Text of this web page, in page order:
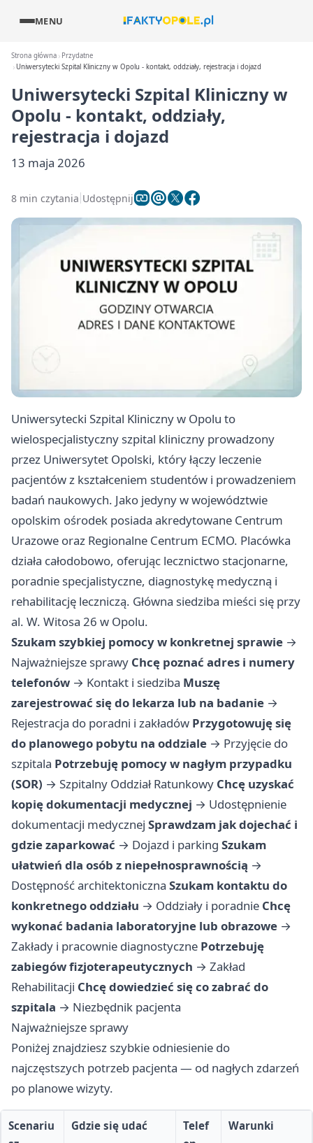
MENU
Strona główna
Przydatne
Uniwersytecki Szpital Kliniczny w Opolu - kontakt, oddziały, rejestracja i dojazd
Uniwersytecki Szpital Kliniczny w
Opolu - kontakt, oddziały,
rejestracja i dojazd
13 maja 2026
8 min czytania Udostępnij
Uniwersytecki Szpital Kliniczny w Opolu to
wielospecjalistyczny szpital kliniczny prowadzony
przez Uniwersytet Opolski, który łączy leczenie
pacjentów z kształceniem studentów i prowadzeniem
badań naukowych. Jako jedyny w województwie
opolskim ośrodek posiada akredytowane Centrum
Urazowe oraz Regionalne Centrum ECMO. Placówka
działa całodobowo, oferując lecznictwo stacjonarne,
poradnie specjalistyczne, diagnostykę medyczną i
rehabilitację leczniczą. Główna siedziba mieści się przy
al. W. Witosa 26 w Opolu.
Szukam szybkiej pomocy w konkretnej sprawie →
Najważniejsze sprawy Chcę poznać adres i numery
telefonów → Kontakt i siedziba Muszę
zarejestrować się do lekarza lub na badanie →
Rejestracja do poradni i zakładów Przygotowuję się
do planowego pobytu na oddziale → Przyjęcie do
szpitala Potrzebuję pomocy w nagłym przypadku
(SOR) → Szpitalny Oddział Ratunkowy Chcę uzyskać
kopię dokumentacji medycznej → Udostępnienie
dokumentacji medycznej Sprawdzam jak dojechać i
gdzie zaparkować → Dojazd i parking Szukam
ułatwień dla osób z niepełnosprawnością →
Dostępność architektoniczna Szukam kontaktu do
konkretnego oddziału → Oddziały i poradnie Chcę
wykonać badania laboratoryjne lub obrazowe →
Zakłady i pracownie diagnostyczne Potrzebuję
zabiegów fizjoterapeutycznych → Zakład
Rehabilitacji Chcę dowiedzieć się co zabrać do
szpitala → Niezbędnik pacjenta
Najważniejsze sprawy
Poniżej znajdziesz szybkie odniesienie do
najczęstszych potrzeb pacjenta — od nagłych zdarzeń
po planowe wizyty.
Scenariu
Gdzie się udać
Telef
Warunki